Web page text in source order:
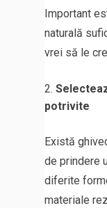
Important
naturală
vrei să le
potrivite
Există
de prindere
diferite
materiale